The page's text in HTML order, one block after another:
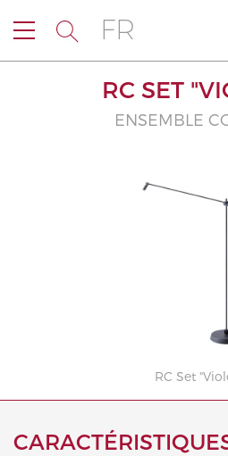
FR
RC SET
ENSEMBLE
RC Set